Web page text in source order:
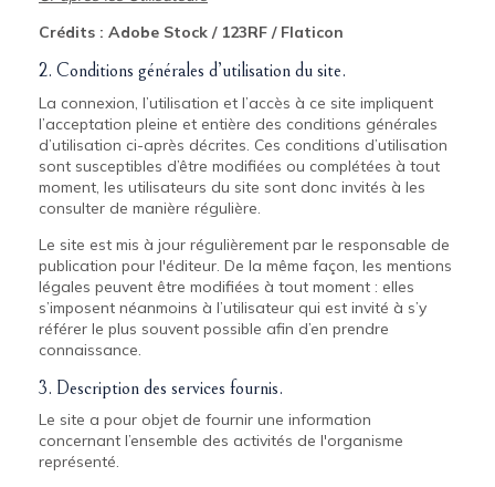
Crédits : Adobe Stock / 123RF / Flaticon
2. Conditions générales d’utilisation du site.
La connexion, l’utilisation et l’accès à ce site impliquent
l’acceptation pleine et entière des conditions générales
d’utilisation ci-après décrites. Ces conditions d’utilisation
sont susceptibles d’être modifiées ou complétées à tout
moment, les utilisateurs du site sont donc invités à les
consulter de manière régulière.
Le site est mis à jour régulièrement par le responsable de
publication pour l'éditeur. De la même façon, les mentions
légales peuvent être modifiées à tout moment : elles
s’imposent néanmoins à l’utilisateur qui est invité à s’y
référer le plus souvent possible afin d’en prendre
connaissance.
3. Description des services fournis.
Le site a pour objet de fournir une information
concernant l’ensemble des activités de l'organisme
représenté.